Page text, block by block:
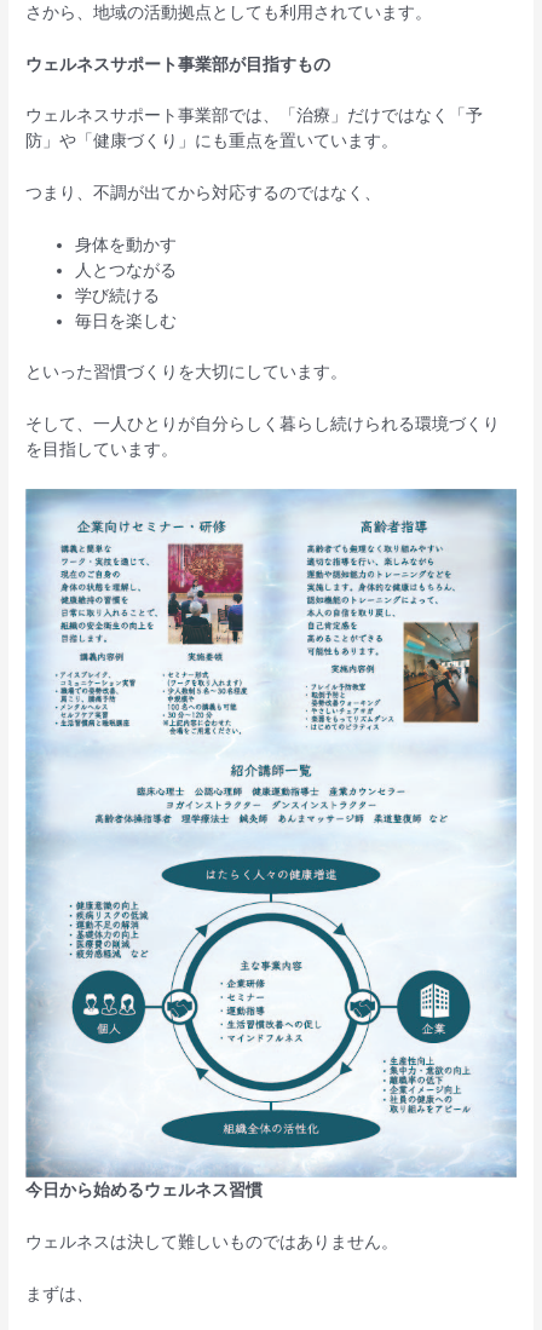
さから、地域の活動拠点としても利用されています。
ウェルネスサポート事業部が目指すもの
ウェルネスサポート事業部では、「治療」だけではなく「予
防」や「健康づくり」にも重点を置いています。
つまり、不調が出てから対応するのではなく、
身体を動かす
人とつながる
学び続ける
毎日を楽しむ
といった習慣づくりを大切にしています。
そして、一人ひとりが自分らしく暮らし続けられる環境づくり
を目指しています。
今日から始めるウェルネス習慣
ウェルネスは決して難しいものではありません。
まずは、